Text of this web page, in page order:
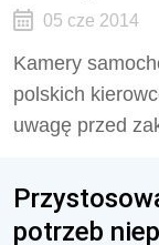
05 cze 2014
Kamery
polskich
uwagę przed
potrzeb